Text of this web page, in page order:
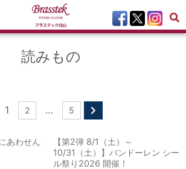
読みもの
1 2 … 5
あわせん
【第2弾 8/1（土）～
10/31（土）】バンドーレン シー
ル祭り2026 開催！